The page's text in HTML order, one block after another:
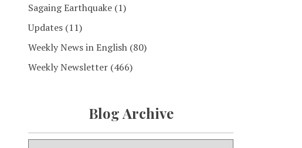
Sagaing Earthquake (1)
Updates (11)
Weekly News in English (80)
Weekly Newsletter (466)
Blog Archive